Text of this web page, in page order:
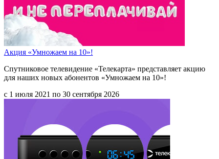
Акция «Умножаем на 10»!
Спутниковое телевидение «Телекарта» представляет акцию
для наших новых абонентов «Умножаем на 10»!
с 1 июля 2021 по 30 сентября 2026